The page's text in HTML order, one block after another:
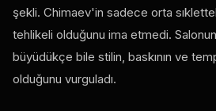
şekli. Chimaev'in sadece orta
tehlikeli olduğunu ima etmedi.
büyüdükçe bile stilin, baskının ve
olduğunu vurguladı.